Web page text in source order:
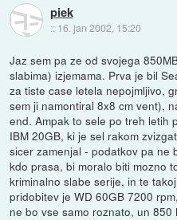
piek
:: 16. jan 2002, 15:20
Jaz sem pa ze od svojega
slabima) izjemama. Prva je bil
za tiste case letela nepojmljivo,
sem ji namontiral 8x8 cm vent),
end. Ampak to sele po treh letih
IBM 20GB, ki je sel rakom
sicer zamenjal - podatkov pa ne
kdo prasa, bi moralo biti mozno
kriminalno slabe serije, in te
pridobitev je WD 60GB 7200
ne bo vse samo roznato, un